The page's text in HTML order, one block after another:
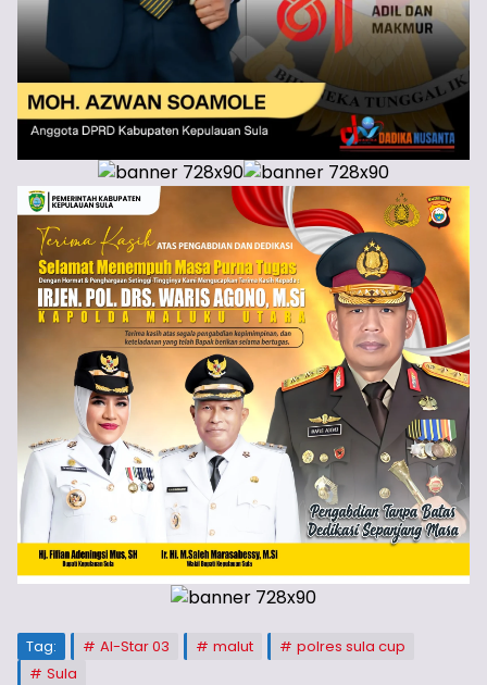
Tag: Al-Star 03 malut
polres sula cup
Sula